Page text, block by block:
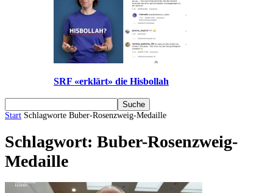
SRF «erklärt» die Hisbollah
Start Schlagworte Buber-Rosenzweig-Medaille
Schlagwort: Buber-Rosenzweig-
Medaille